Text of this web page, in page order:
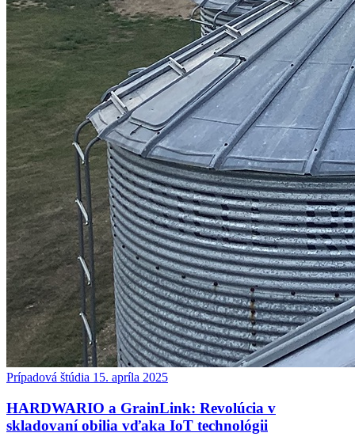
Prípadová štúdia 15. apríla 2025
HARDWARIO a GrainLink: Revolúcia v
skladovaní obilia vďaka IoT technológii